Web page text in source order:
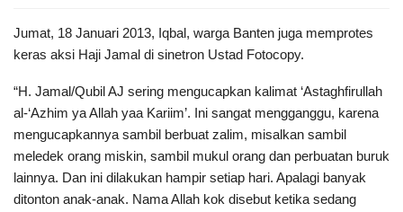
Jumat, 18 Januari 2013, Iqbal, warga Banten juga memprotes
keras aksi Haji Jamal di sinetron Ustad Fotocopy.
“H. Jamal/Qubil AJ sering mengucapkan kalimat ‘Astaghfirullah
al-‘Azhim ya Allah yaa Kariim’. Ini sangat mengganggu, karena
mengucapkannya sambil berbuat zalim, misalkan sambil
meledek orang miskin, sambil mukul orang dan perbuatan buruk
lainnya. Dan ini dilakukan hampir setiap hari. Apalagi banyak
ditonton anak-anak. Nama Allah kok disebut ketika sedang